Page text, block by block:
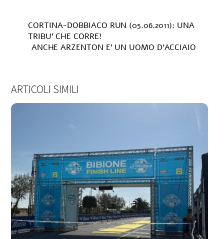
CORTINA-DOBBIACO RUN (05.06.2011): UNA
TRIBU’ CHE CORRE!
ANCHE ARZENTON E’ UN UOMO D’ACCIAIO
ARTICOLI SIMILI